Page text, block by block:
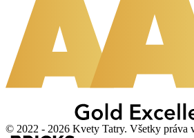
© 2022 - 2026 Kvety Tatry. Všetky práva